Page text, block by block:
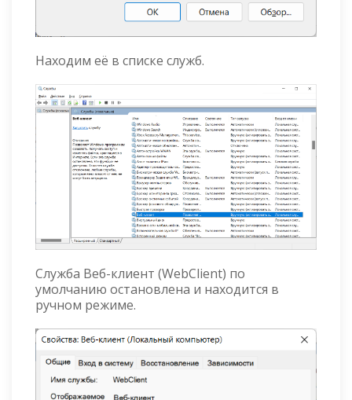
Находим её в списке служб.
Служба Веб-клиент (WebClient) по
умолчанию остановлена и находится в
ручном режиме.